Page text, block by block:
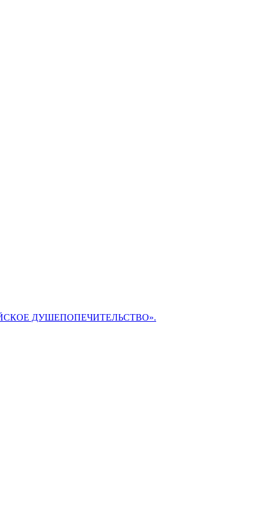
ДУШЕПОПЕЧИТЕЛЬСТВО».